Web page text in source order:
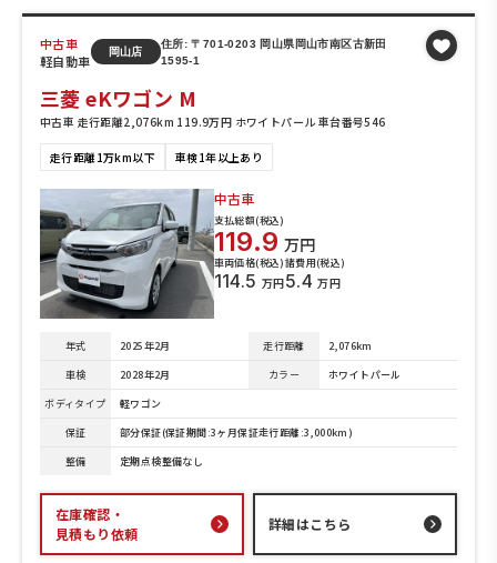
中古車
軽自動車
岡山店
住所: 〒701-0203 岡山県岡山市南区古新田
1595-1
三菱 eKワゴン M
中古車 走行距離2,076km 119.9万円 ホワイトパール 車台番号546
走行距離1万km以下 車検1年以上あり
中古車
支払総額(税込)
119.9 万円
車両価格(税込)
114.5 万円
諸費用(税込)
5.4 万円
年式 2025年2月 走行距離
2,076km
車検
2028年2月 カラー
ホワイトパール
ボディタイプ
軽ワゴン
保証
部分保証(保証期間:3ヶ月保証走行距離:3,000km)
整備
定期点検整備なし
在庫確認・
見積もり依頼
詳細はこちら